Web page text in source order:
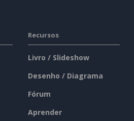
Recursos
Livro / Slideshow
Desenho / Diagrama
Fórum
Aprender